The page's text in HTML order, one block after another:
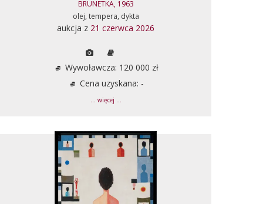
BRUNETKA, 1963
olej, tempera, dykta
aukcja z 21 czerwca 2026
Wywoławcza: 120 000 zł
Cena uzyskana: -
... więcej ...